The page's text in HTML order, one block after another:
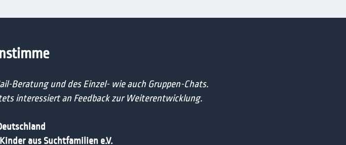
Beratung und des Einzel- wie auch Gruppen-Chats.
interessiert an Feedback zur Weiterentwicklung.
aus Suchtfamilien e.V.